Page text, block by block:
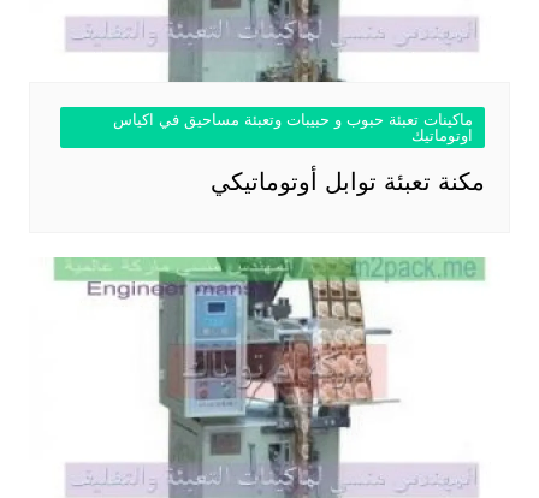
ماكينات تعبئة حبوب و حبيبات وتعبئة مساحيق في اكياس
اوتوماتيك
مكنة تعبئة توابل أوتوماتيكي